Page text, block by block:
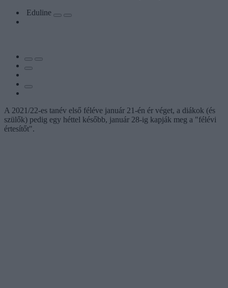
Eduline
A 2021/22-es tanév első féléve január 21-én ér véget, a diákok (és
szülők) pedig egy héttel később, január 28-ig kapják meg a "félévi
értesítőt".